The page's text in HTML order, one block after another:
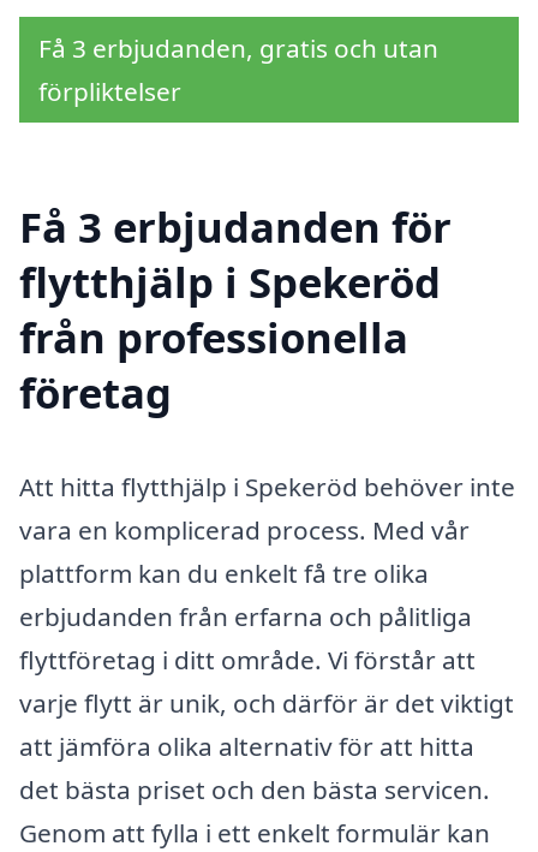
Få 3 erbjudanden, gratis och utan
förpliktelser
Få 3 erbjudanden för
flytthjälp i Spekeröd
från professionella
företag
Att hitta flytthjälp i Spekeröd behöver inte
vara en komplicerad process. Med vår
plattform kan du enkelt få tre olika
erbjudanden från erfarna och pålitliga
flyttföretag i ditt område. Vi förstår att
varje flytt är unik, och därför är det viktigt
att jämföra olika alternativ för att hitta
det bästa priset och den bästa servicen.
Genom att fylla i ett enkelt formulär kan